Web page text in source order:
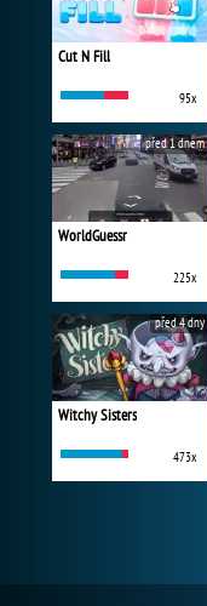
Cut N Fill
95x
WorldGuessr
225x
před 1 dnem
Witchy Sisters
473x
před 4 dny